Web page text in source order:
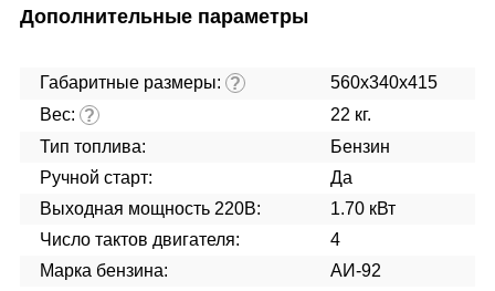
Дополнительные параметры
Габаритные размеры: ?
560х340х415
Вес: ?
22 кг.
Тип топлива:
Бензин
Ручной старт:
Да
Выходная мощность 220В:
1.70 кВт
Число тактов двигателя:
4
Марка бензина:
АИ-92